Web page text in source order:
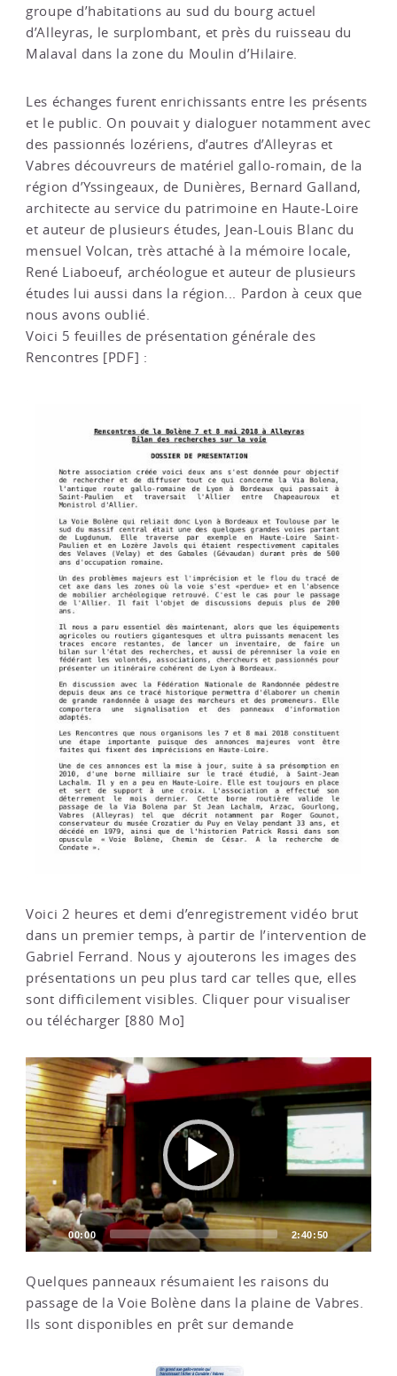
groupe d’habitations au sud du bourg actuel
d’Alleyras, le surplombant, et près du ruisseau du
Malaval dans la zone du Moulin d’Hilaire.
Les échanges furent enrichissants entre les présents
et le public. On pouvait y dialoguer notamment avec
des passionnés lozériens, d’autres d’Alleyras et
Vabres découvreurs de matériel gallo-romain, de la
région d’Yssingeaux, de Dunières, Bernard Galland,
architecte au service du patrimoine en Haute-Loire
et auteur de plusieurs études, Jean-Louis Blanc du
mensuel Volcan, très attaché à la mémoire locale,
René Liaboeuf, archéologue et auteur de plusieurs
études lui aussi dans la région... Pardon à ceux que
nous avons oublié.
Voici 5 feuilles de présentation générale des
Rencontres [PDF] :
Voici 2 heures et demi d’enregistrement vidéo brut
dans un premier temps, à partir de l’intervention de
Gabriel Ferrand. Nous y ajouterons les images des
présentations un peu plus tard car telles que, elles
sont difficilement visibles. Cliquer pour visualiser
ou télécharger [880 Mo]
Video
Player
00:00 2:40:50
Quelques panneaux résumaient les raisons du
passage de la Voie Bolène dans la plaine de Vabres.
Ils sont disponibles en prêt sur demande